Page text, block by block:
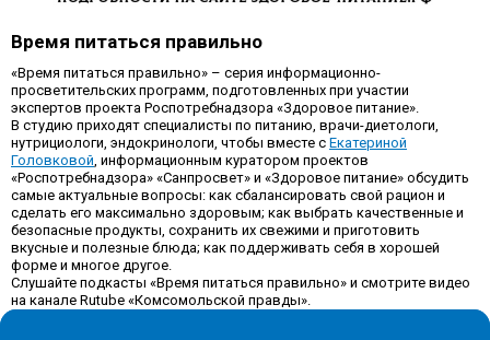
Время питаться правильно
«Время питаться правильно» – серия информационно-
просветительских программ, подготовленных при участии
экспертов проекта Роспотребнадзора «Здоровое питание».
В студию приходят специалисты по питанию, врачи-диетологи,
нутрициологи, эндокринологи, чтобы вместе с Екатериной
Головковой , информационным куратором проектов
«Роспотребнадзора» «Санпросвет» и «Здоровое питание» обсудить
самые актуальные вопросы: как сбалансировать свой рацион и
сделать его максимально здоровым; как выбрать качественные и
безопасные продукты, сохранить их свежими и приготовить
вкусные и полезные блюда; как поддерживать себя в хорошей
форме и многое другое.
Слушайте подкасты «Время питаться правильно» и смотрите видео
на канале Rutube «Комсомольской правды».